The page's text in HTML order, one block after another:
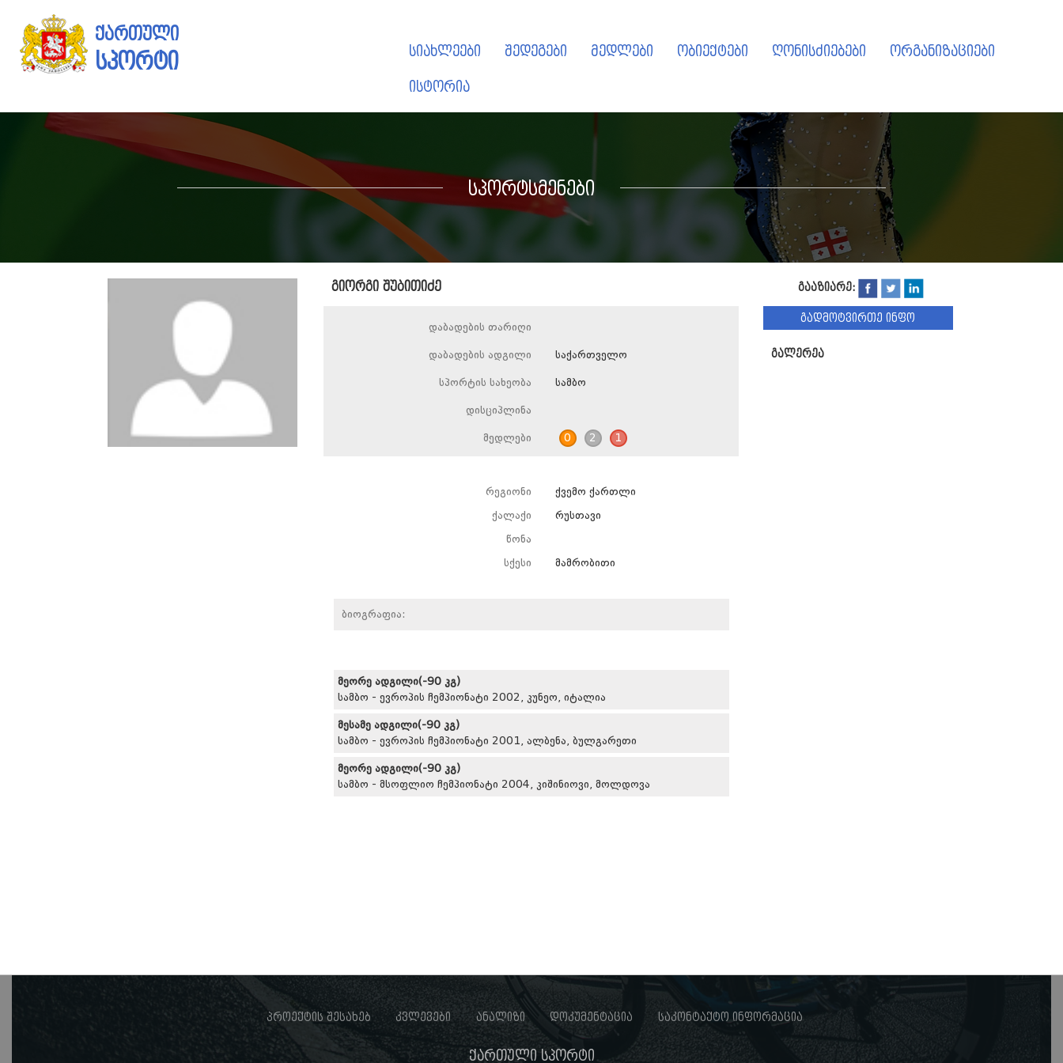
ქართული
სპორტი სიახლეები შედეგები მედლები ობიექტები ღონისძიებები ორგანიზაციები
ისტორია
სპორტსმენები
გიორგი შუბითიძე
დაბადების თარიღი
დაბადების ადგილი საქართველო
სპორტის სახეობა სამბო
დისციპლინა
მედლები 0 2 1
რეგიონი ქვემო ქართლი
ქალაქი რუსთავი
წონა
სქესი მამრობითი
ბიოგრაფია:
მეორე ადგილი(-90 კგ)
სამბო - ევროპის ჩემპიონატი 2002, კუნეო, იტალია
მესამე ადგილი(-90 კგ)
სამბო - ევროპის ჩემპიონატი 2001, ალბენა, ბულგარეთი
მეორე ადგილი(-90 კგ)
სამბო - მსოფლიო ჩემპიონატი 2004, კიშინიოვი, მოლდოვა
გააზიარე:
გადმოტვირთე ინფო
გალერეა
პროექტის შესახებ კვლევები ანალიზი დოკუმენტაცია საკონტაქტო ინფორმაცია
ქართული სპორტი